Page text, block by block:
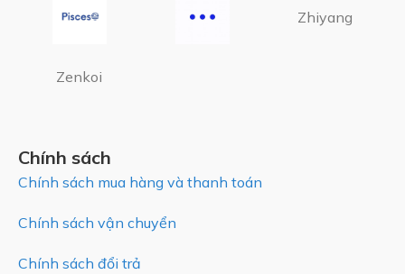
Zhiyang
Zenkoi
Chính sách
Chính sách mua hàng và thanh toán
Chính sách vận chuyển
Chính sách đổi trả